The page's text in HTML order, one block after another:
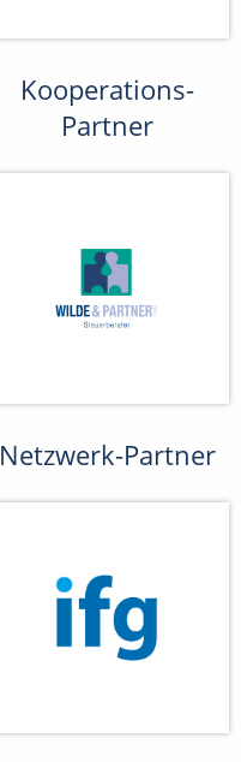
Kooperations-
Partner
Netzwerk-Partner